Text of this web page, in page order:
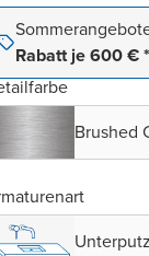
Rabatt je 600 € *
Brushed